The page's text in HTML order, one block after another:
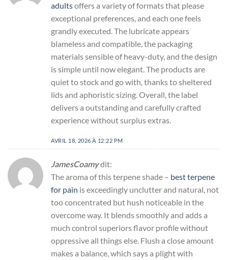
adultsoffers a variety of formats that please
exceptional preferences, and each one feels
grandly executed. The lubricate appears
blameless and compatible, the packaging
materials sensible of heavy-duty, and the design
is simple until now elegant. The products are
quiet to stock and go with, thanks to sheltered
lids and aphoristic sizing. Overall, the label
delivers a outstanding and carefully crafted
experience without surplus extras.
AVRIL 18, 2026 À 12:22 PM
JamesCoamydit:
The aroma of this terpene shade – best terpene
for pain is exceedingly unclutter and natural, not
too concentrated but hush noticeable in the
overcome way. It blends smoothly and adds a
much control superiors flavor profile without
oppressive all things else. Flush a close amount
makes a balance, which says a plight with